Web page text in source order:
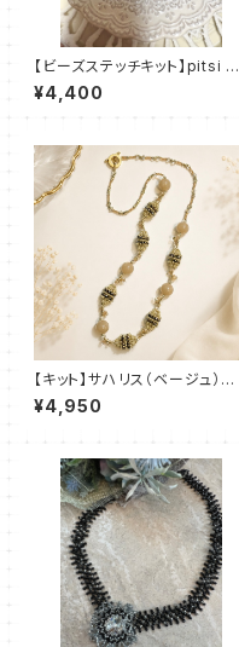
【ビーズステッチキット】pitsi ピ
ッツィ(2色)amu＋塩川千映子
¥4,400
【キット】サハリス（ベージュ）新
川智未
¥4,950